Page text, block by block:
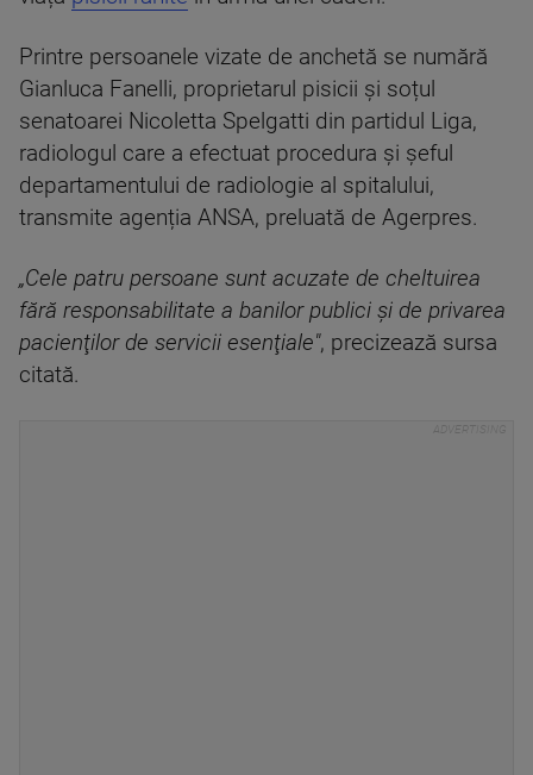
Printre persoanele vizate de anchetă se numără
Gianluca Fanelli, proprietarul pisicii și soțul
senatoarei Nicoletta Spelgatti din partidul Liga,
radiologul care a efectuat procedura și șeful
departamentului de radiologie al spitalului,
transmite agenția ANSA, preluată de Agerpres.
„Cele patru persoane sunt acuzate de cheltuirea
fără responsabilitate a banilor publici şi de privarea
pacienţilor de servicii esenţiale", precizează sursa
citată.